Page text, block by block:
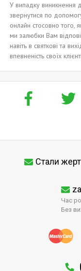
У випадку виникнення
звернутися по
онлайн стосовно того,
ми залюбки Вам
навіть в святкові та
впевненість своїх
Стали
Час
Без